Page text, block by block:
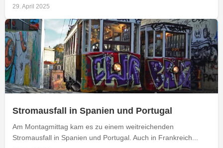
29. April 2025
Stromausfall in Spanien und Portugal
Am Montagmittag kam es zu einem weitreichenden
Stromausfall in Spanien und Portugal. Auch in Frankreich...